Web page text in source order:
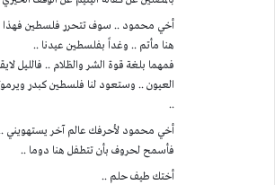
أخي محمود .. سوف تتحرر فلسطين فهذا
هنا مأتم .. وغداً بفلسطين عيدنا ..
فمهما بلغة قوة الشر والظلام .. فالليل
العيون .. وستعود لنا فلسطين كبدر
..
أخي محمود لأحرفك عالم آخر يستهويني
فأسمح لحروف بأن تتطفل هنا دوما ..
أختك طيف حلم ..